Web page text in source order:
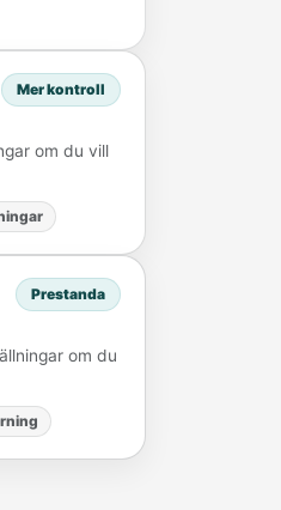
Mer kontroll
om du vill
Prestanda
om du